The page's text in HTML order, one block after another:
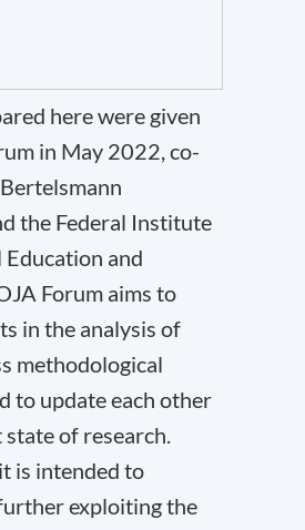
here were given
in May 2022, co-
the Federal Institute
and
Forum aims to
in the analysis of
methodological
to update each other
of research.
is intended to
exploiting the